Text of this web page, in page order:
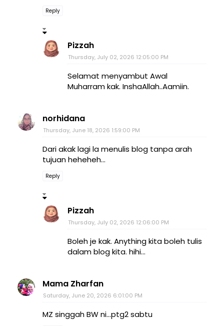
Reply
Pizzah
Thursday, July 02, 2026 12:05:00 PM
Selamat menyambut Awal
Muharram kak. InshaAllah..Aamiin.
norhidana
Thursday, June 18, 2026 1:59:00 PM
Dari akak lagi la menulis blog tanpa arah
tujuan heheheh...
Reply
Pizzah
Thursday, July 02, 2026 12:06:00 PM
Boleh je kak. Anything kita boleh tulis
dalam blog kita. hihi...
Mama Zharfan
Saturday, June 20, 2026 6:01:00 PM
MZ singgah BW ni...ptg2 sabtu